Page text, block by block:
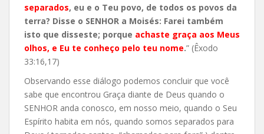
separados, eu e o Teu povo, de todos os povos da
terra? Disse o SENHOR a Moisés: Farei também
isto que disseste; porque achaste graça aos Meus
olhos, e Eu te conheço pelo teu nome.” (Êxodo
33:16,17)
Observando esse diálogo podemos concluir que você
sabe que encontrou Graça diante de Deus quando o
SENHOR anda conosco, em nosso meio, quando o Seu
Espírito habita em nós, quando somos separados para